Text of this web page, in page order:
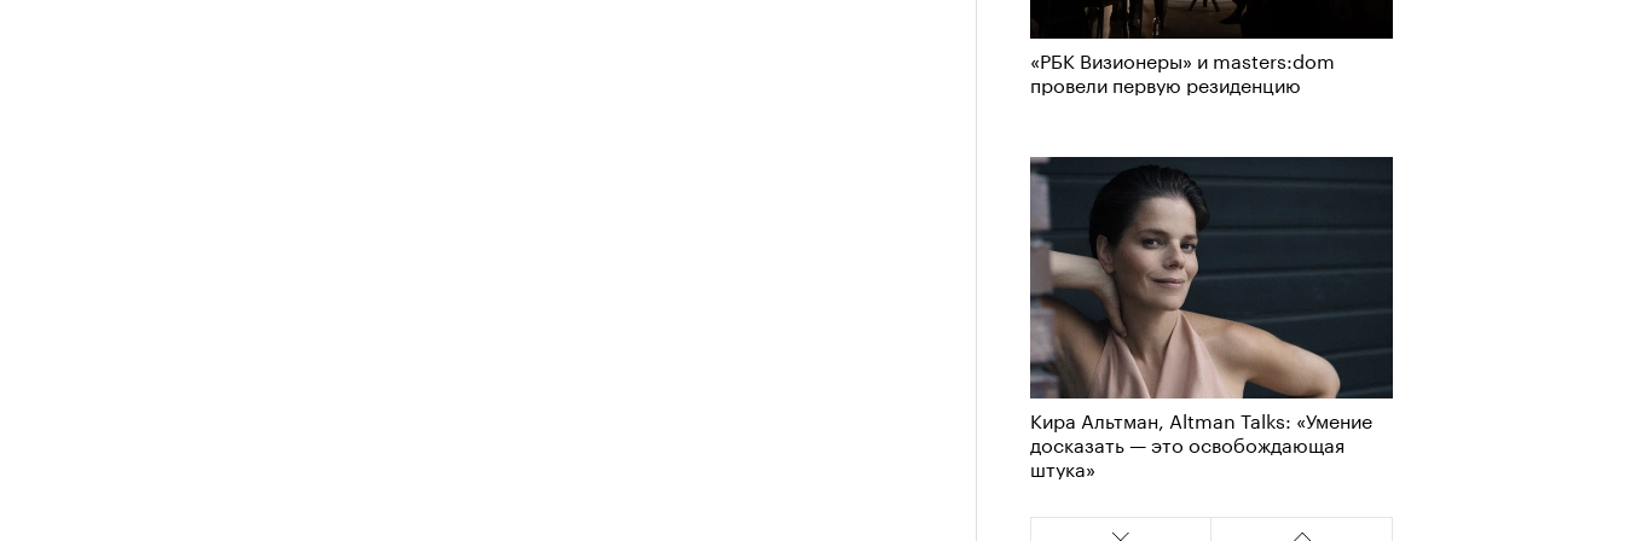
«РБК Визионеры» и masters:dom
провели первую резиденцию
Кира Альтман, Altman Talks: «Умение
досказать — это освобождающая
штука»